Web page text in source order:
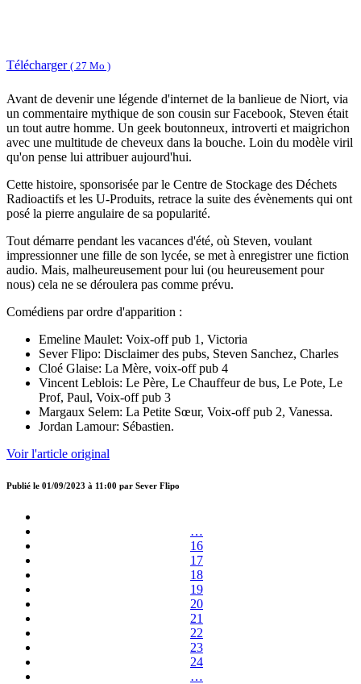
Télécharger ( 27 Mo )
Avant de devenir une légende d'internet de la banlieue de Niort, via
un commentaire mythique de son cousin sur Facebook, Steven était
un tout autre homme. Un geek boutonneux, introverti et maigrichon
avec une multitude de cheveux dans la bouche. Loin du modèle viril
qu'on pense lui attribuer aujourd'hui.
Cette histoire, sponsorisée par le Centre de Stockage des Déchets
Radioactifs et les U-Produits, retrace la suite des évènements qui ont
posé la pierre angulaire de sa popularité.
Tout démarre pendant les vacances d'été, où Steven, voulant
impressionner une fille de son lycée, se met à enregistrer une fiction
audio. Mais, malheureusement pour lui (ou heureusement pour
nous) cela ne se déroulera pas comme prévu.
Comédiens par ordre d'apparition :
Emeline Maulet: Voix-off pub 1, Victoria
Sever Flipo: Disclaimer des pubs, Steven Sanchez, Charles
Cloé Glaise: La Mère, voix-off pub 4
Vincent Leblois: Le Père, Le Chauffeur de bus, Le Pote, Le
Prof, Paul, Voix-off pub 3
Margaux Selem: La Petite Sœur, Voix-off pub 2, Vanessa.
Jordan Lamour: Sébastien.
Voir l'article original
Publié le 01/09/2023 à 11:00 par Sever Flipo
…
16
17
18
19
20
21
22
23
24
…